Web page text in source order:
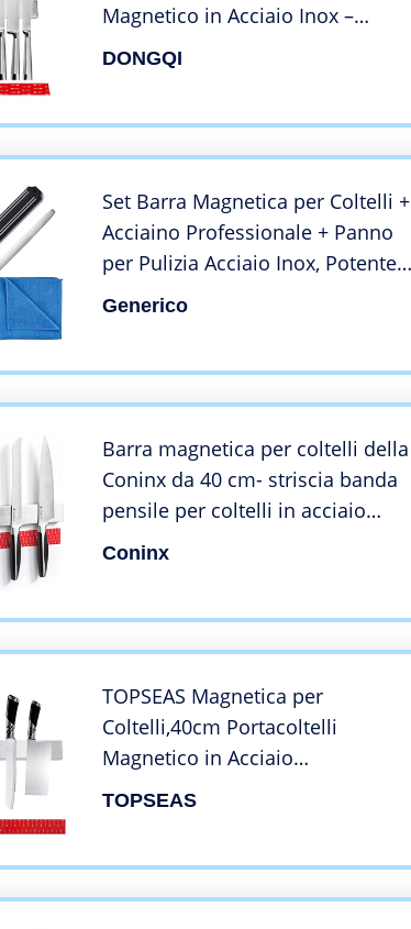
Magnetico in Acciaio Inox –
Tenuta Extra Forte e Montaggio
Facile,Barra Portacoltelli -per
DONGQI
Set Barra Magnetica per Coltelli +
Acciaino Professionale + Panno
per Pulizia Acciaio Inox, Potente
Magnete Portatutto da
Generico
Barra magnetica per coltelli della
Coninx da 40 cm- striscia banda
pensile per coltelli in acciaio
inossidabile – Soluzione sicura e
scaffale
Coninx
TOPSEAS Magnetica per
Coltelli,40cm Portacoltelli
Magnetico in Acciaio
Inox,calamita con Adesivo 3M
TOPSEAS